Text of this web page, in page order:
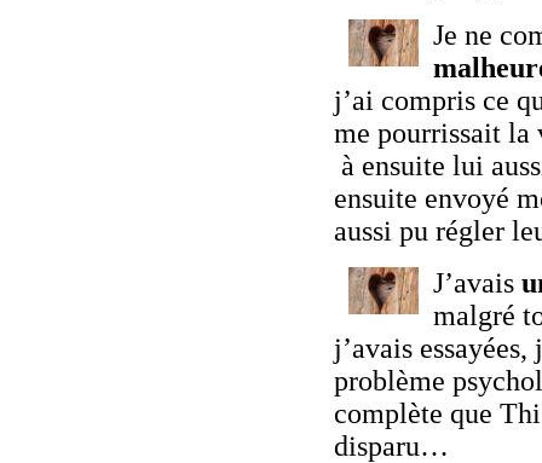
Je ne
j’ai compris ce
me pourrissait
à ensuite lui
ensuite envoyé
aussi pu régler
J’avais
malgré
j’avais
problème
complète que
disparu…